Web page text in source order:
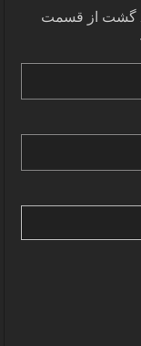
جهت اطلاع از آفرها و تخفیفات تورهای 20 گشت از قسمت